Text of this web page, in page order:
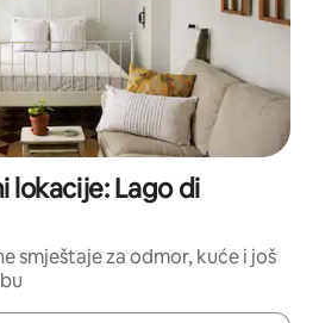
lokacije: Lago di
smještaje za odmor, kuće i još